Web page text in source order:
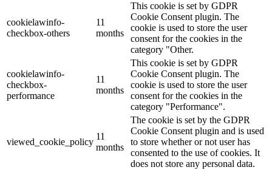
cookielawinfo-
checkbox-others
11
months
This cookie is set by GDPR
Cookie Consent plugin. The
cookie is used to store the user
consent for the cookies in the
category "Other.
cookielawinfo-
checkbox-
performance
11
months
This cookie is set by GDPR
Cookie Consent plugin. The
cookie is used to store the user
consent for the cookies in the
category "Performance".
viewed_cookie_policy
11
months
The cookie is set by the GDPR
Cookie Consent plugin and is used
to store whether or not user has
consented to the use of cookies. It
does not store any personal data.